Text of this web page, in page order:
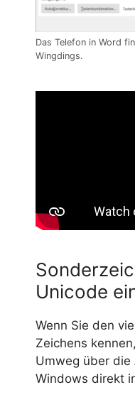
Das Telefon in Word
Wingdings.
Unicode
Wenn Sie den
Zeichens
Umweg über die
Windows direkt